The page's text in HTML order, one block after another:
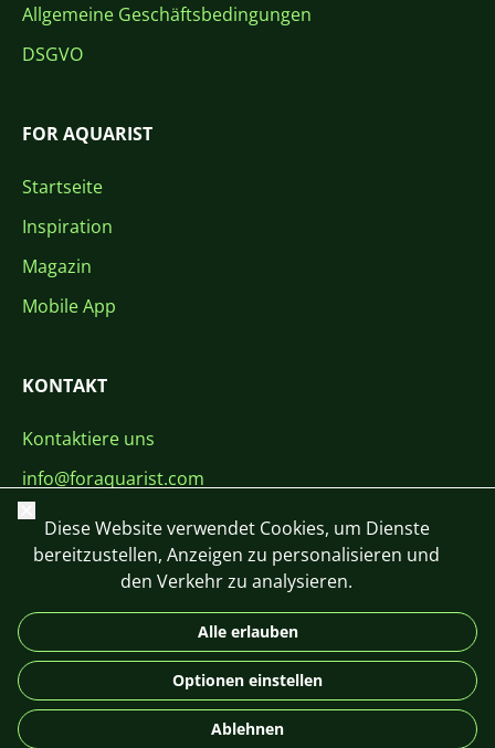
Allgemeine Geschäftsbedingungen
DSGVO
FOR AQUARIST
Startseite
Inspiration
Magazin
Mobile App
KONTAKT
Kontaktiere uns
info@foraquarist.com
+420 603 449 602
DE
© 2026 For Aquarist
Schließen
Diese Website verwendet Cookies, um Dienste
bereitzustellen, Anzeigen zu personalisieren und
den Verkehr zu analysieren.
Alle erlauben
Optionen einstellen
Ablehnen